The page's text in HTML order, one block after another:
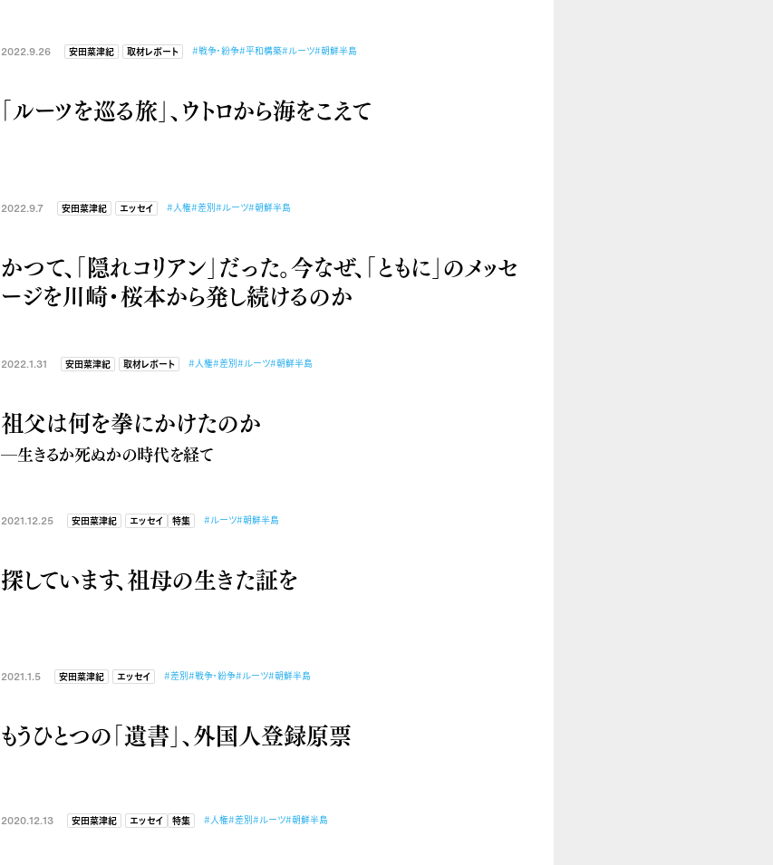
2022.9.26 安田菜津紀 取材レポート #戦争・紛争#平和構築#ルーツ#朝鮮半島
「ルーツを巡る旅」、ウトロから海をこえて
2022.9.7 安田菜津紀 エッセイ #人権#差別#ルーツ#朝鮮半島
かつて、「隠れコリアン」だった。今なぜ、「ともに」のメッセ
ージを川崎・桜本から発し続けるのか
2022.1.31 安田菜津紀 取材レポート #人権#差別#ルーツ#朝鮮半島
祖父は何を拳にかけたのか
―生きるか死ぬかの時代を経て
2021.12.25 安田菜津紀 エッセイ 特集 #ルーツ#朝鮮半島
探しています、祖母の生きた証を
2021.1.5 安田菜津紀 エッセイ #差別#戦争・紛争#ルーツ#朝鮮半島
もうひとつの「遺書」、外国人登録原票
2020.12.13 安田菜津紀 エッセイ 特集 #人権#差別#ルーツ#朝鮮半島